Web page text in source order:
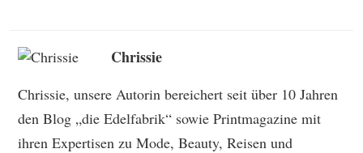
Chrissie
Chrissie, unsere Autorin bereichert seit über 10 Jahren
den Blog „die Edelfabrik“ sowie Printmagazine mit
ihren Expertisen zu Mode, Beauty, Reisen und